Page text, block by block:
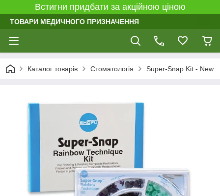
Встигни придбати за акційною ціною
ТОВАРИ МЕДИЧНОГО ПРИЗНАЧЕННЯ
Каталог товарів Стоматологія Super-Snap Kit - New